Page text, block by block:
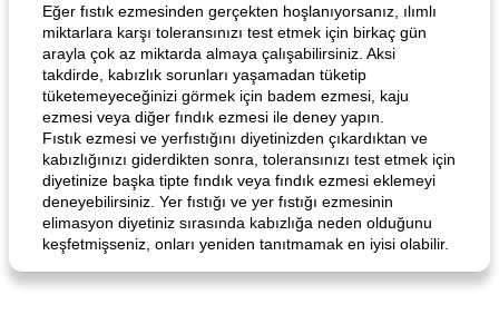
Angela's Awesome Enchiladas Pop's Roast Turkey Sandwich
Eğer fıstık ezmesinden gerçekten hoşlanıyorsanız, ılımlı
miktarlara karşı toleransınızı test etmek için birkaç gün
arayla çok az miktarda almaya çalışabilirsiniz. Aksi
takdirde, kabızlık sorunları yaşamadan tüketip
tüketemeyeceğinizi görmek için badem ezmesi, kaju
ezmesi veya diğer fındık ezmesi ile deney yapın.
Fıstık ezmesi ve yerfıstığını diyetinizden çıkardıktan ve
kabızlığınızı giderdikten sonra, toleransınızı test etmek için
diyetinize başka tipte fındık veya fındık ezmesi eklemeyi
deneyebilirsiniz. Yer fıstığı ve yer fıstığı ezmesinin
elimasyon diyetiniz sırasında kabızlığa neden olduğunu
keşfetmişseniz, onları yeniden tanıtmamak en iyisi olabilir.